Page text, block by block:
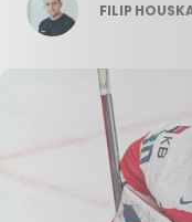
FILIP